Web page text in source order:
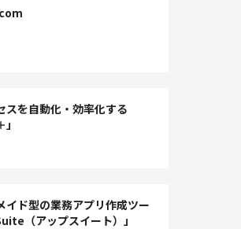
スを自動化・効率化する
イド型の業務アプリ作成ツー
（アップスイート）」